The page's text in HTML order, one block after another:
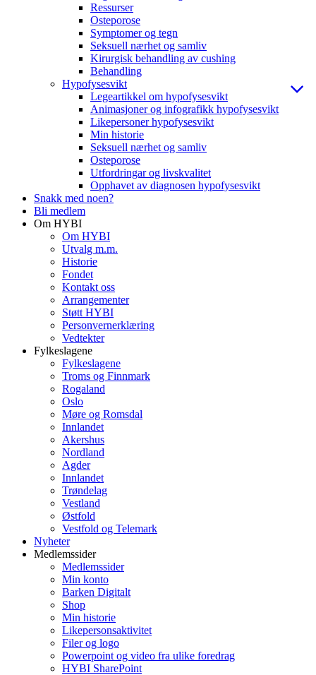
Ressurser
Osteporose
Symptomer og tegn
Seksuell nærhet og samliv
Kirurgisk behandling av cushing
Behandling
Hypofysesvikt
Legeartikkel om hypofysesvikt
Animasjoner og infografikk hypofysesvikt
Likepersoner hypofysesvikt
Min historie
Seksuell nærhet og samliv
Osteporose
Utfordringar og livskvalitet
Opphavet av diagnosen hypofysesvikt
Snakk med noen?
Bli medlem
Om HYBI
Om HYBI
Utvalg m.m.
Historie
Fondet
Kontakt oss
Arrangementer
Støtt HYBI
Personvernerklæring
Vedtekter
Fylkeslagene
Fylkeslagene
Troms og Finnmark
Rogaland
Oslo
Møre og Romsdal
Innlandet
Akershus
Nordland
Agder
Innlandet
Trøndelag
Vestland
Østfold
Vestfold og Telemark
Nyheter
Medlemssider
Medlemssider
Min konto
Barken Digitalt
Shop
Min historie
Likepersonsaktivitet
Filer og logo
Powerpoint og video fra ulike foredrag
HYBI SharePoint